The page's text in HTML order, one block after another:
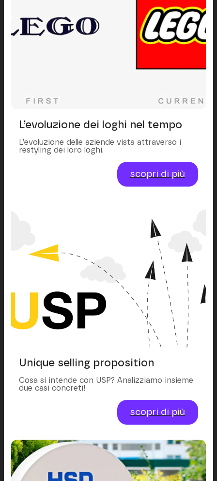
L’evoluzione dei loghi nel tempo
L’evoluzione delle aziende vista attraverso i
restyling dei loro loghi.
scopri di più
Unique selling proposition
Cosa si intende con USP? Analizziamo insieme
due casi concreti!
scopri di più